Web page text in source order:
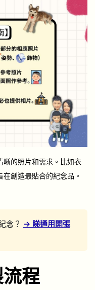
晰的照片和需求。比如衣
創造最貼合的紀念品。
念？ → 睇通用開張
程